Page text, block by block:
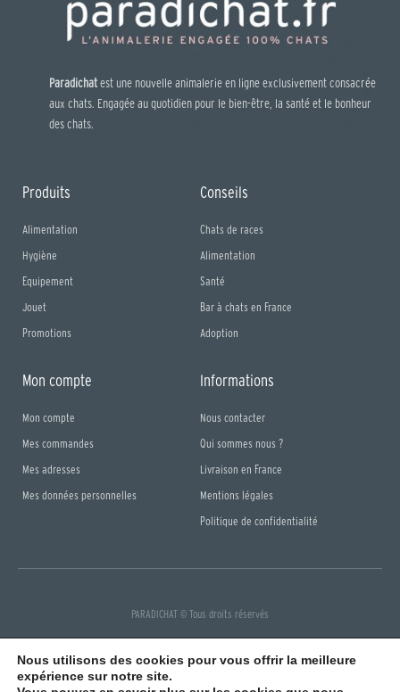
Paradichatest une nouvelle animalerie en ligne exclusivement consacrée
aux chats. Engagée au quotidien pour le bien-être, la santé et le bonheur
des chats.
Produits
Alimentation
Hygiène
Equipement
Jouet
Promotions
Conseils
Chats de races
Alimentation
Santé
Bar à chats en France
Adoption
Mon compte
Mon compte
Mes commandes
Mes adresses
Mes données personnelles
Informations
Nous contacter
Qui sommes nous ?
Livraison en France
Mentions légales
Politique de confidentialité
PARADICHAT © Tous droits réservés
F
c
b
I
s
a
Nous utilisons des cookies pour vous offrir la meilleure
expérience sur notre site.